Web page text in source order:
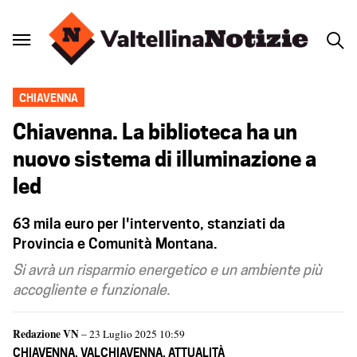
CHIAVENNA
Chiavenna. La biblioteca ha un
nuovo sistema di illuminazione a
led
63 mila euro per l'intervento, stanziati da
Provincia e Comunità Montana.
Si avrà un risparmio energetico e un ambiente più
accogliente e funzionale.
Redazione VN– 23 Luglio 2025 10:59
CHIAVENNA, VALCHIAVENNA, ATTUALITÀ